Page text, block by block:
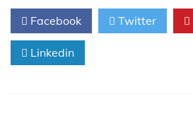
究
明，
Facebook Twitter
Linkedin